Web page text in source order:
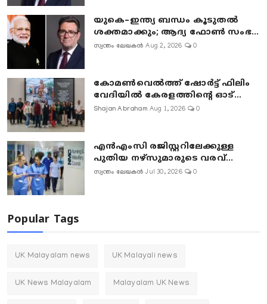
യുകെ–ഇന്ത്യ ബന്ധം കൂടുതൽ
ശക്തമാക്കും; ആദ്യ ഫോൺ സംഭ...
സ്വന്തം ലേഖകൻ Aug 2, 2026 0
കോമൺവെൽത്ത് ഷോർട്ട് ഫിലിം
വേദിയിൽ കേരളത്തിന്റെ ഓട്...
Shajan Abraham Aug 1, 2026 0
എൻഎംസി രജിസ്റ്ററിലേക്കുള്ള
പുതിയ നഴ്‌സുമാരുടെ വരവ്...
സ്വന്തം ലേഖകൻ Jul 30, 2026 0
Popular Tags
UK Malayalam news UK Malayali news
UK News Malayalam Malayalam UK News